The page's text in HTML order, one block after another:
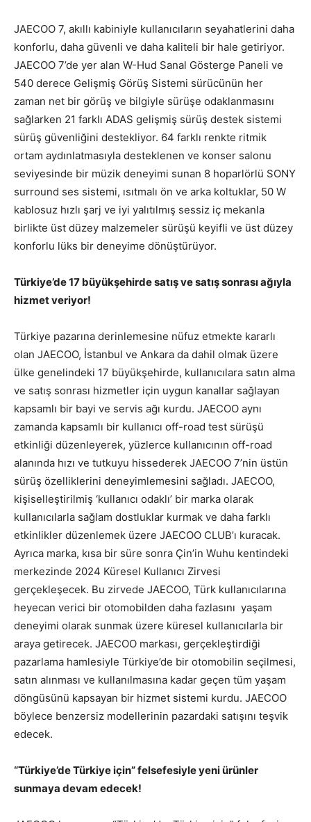
JAECOO 7, akıllı kabiniyle kullanıcıların seyahatlerini daha
konforlu, daha güvenli ve daha kaliteli bir hale getiriyor.
JAECOO 7’de yer alan W-Hud Sanal Gösterge Paneli ve
540 derece Gelişmiş Görüş Sistemi sürücünün her
zaman net bir görüş ve bilgiyle sürüşe odaklanmasını
sağlarken 21 farklı ADAS gelişmiş sürüş destek sistemi
sürüş güvenliğini destekliyor. 64 farklı renkte ritmik
ortam aydınlatmasıyla desteklenen ve konser salonu
seviyesinde bir müzik deneyimi sunan 8 hoparlörlü SONY
surround ses sistemi, ısıtmalı ön ve arka koltuklar, 50 W
kablosuz hızlı şarj ve iyi yalıtılmış sessiz iç mekanla
birlikte üst düzey malzemeler sürüşü keyifli ve üst düzey
konforlu lüks bir deneyime dönüştürüyor.
Türkiye’de 17 büyükşehirde satış ve satış sonrası ağıyla
hizmet veriyor!
Türkiye pazarına derinlemesine nüfuz etmekte kararlı
olan JAECOO, İstanbul ve Ankara da dahil olmak üzere
ülke genelindeki 17 büyükşehirde, kullanıcılara satın alma
ve satış sonrası hizmetler için uygun kanallar sağlayan
kapsamlı bir bayi ve servis ağı kurdu. JAECOO aynı
zamanda kapsamlı bir kullanıcı off-road test sürüşü
etkinliği düzenleyerek, yüzlerce kullanıcının off-road
alanında hızı ve tutkuyu hissederek JAECOO 7’nin üstün
sürüş özelliklerini deneyimlemesini sağladı. JAECOO,
kişiselleştirilmiş ‘kullanıcı odaklı’ bir marka olarak
kullanıcılarla sağlam dostluklar kurmak ve daha farklı
etkinlikler düzenlemek üzere JAECOO CLUB’ı kuracak.
Ayrıca marka, kısa bir süre sonra Çin’in Wuhu kentindeki
merkezinde 2024 Küresel Kullanıcı Zirvesi
gerçekleşecek. Bu zirvede JAECOO, Türk kullanıcılarına
heyecan verici bir otomobilden daha fazlasını yaşam
deneyimi olarak sunmak üzere küresel kullanıcılarla bir
araya getirecek. JAECOO markası, gerçekleştirdiği
pazarlama hamlesiyle Türkiye’de bir otomobilin seçilmesi,
satın alınması ve kullanılmasına kadar geçen tüm yaşam
döngüsünü kapsayan bir hizmet sistemi kurdu. JAECOO
böylece benzersiz modellerinin pazardaki satışını teşvik
edecek.
“Türkiye’de Türkiye için” felsefesiyle yeni ürünler
sunmaya devam edecek!